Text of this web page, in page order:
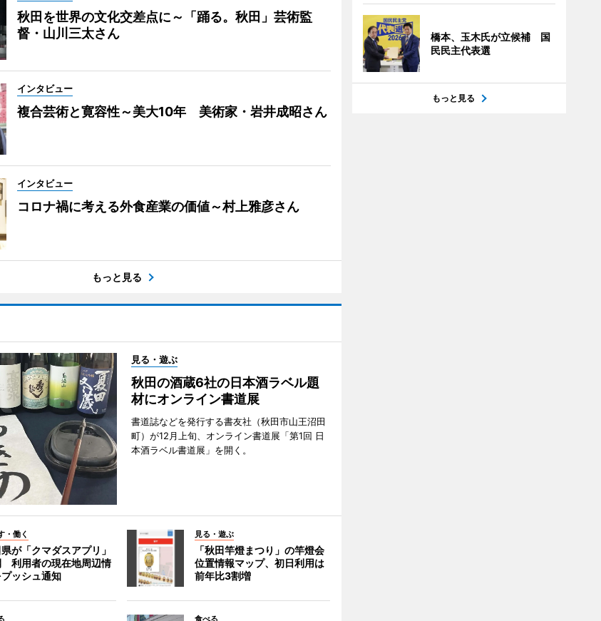
秋田を世界の文化交差点に～「踊る。秋田」芸術監
督・山川三太さん
インタビュー
複合芸術と寛容性～美大10年 美術家・岩井成昭さん
インタビュー
コロナ禍に考える外食産業の価値～村上雅彦さん
もっと見る
見る・遊ぶ
秋田の酒蔵6社の日本酒ラベル題
材にオンライン書道展
書道誌などを発行する書友社（秋田市山王沼田
町）が12月上旬、オンライン書道展「第1回 日
本酒ラベル書道展」を開く。
・働く
が「クマダスアプリ」
利用者の現在地周辺情
ッシュ通知
見る・遊ぶ
「秋田竿燈まつり」の竿燈会
位置情報マップ、初日利用は
前年比3割増
食べる
橋本、玉木氏が立候補 国
民民主代表選
もっと見る